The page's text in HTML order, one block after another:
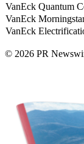
VanEck Quantum
VanEck
VanEck
© 2026 PR